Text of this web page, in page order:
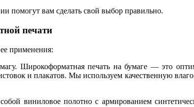
помогут вам сделать свой выбор правильно.
печати
применения:
Широкоформатная печать на бумаге — это
и плакатов. Мы используем качественную
виниловое полотно с армированием